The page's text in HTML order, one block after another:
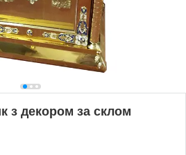
з декором за склом